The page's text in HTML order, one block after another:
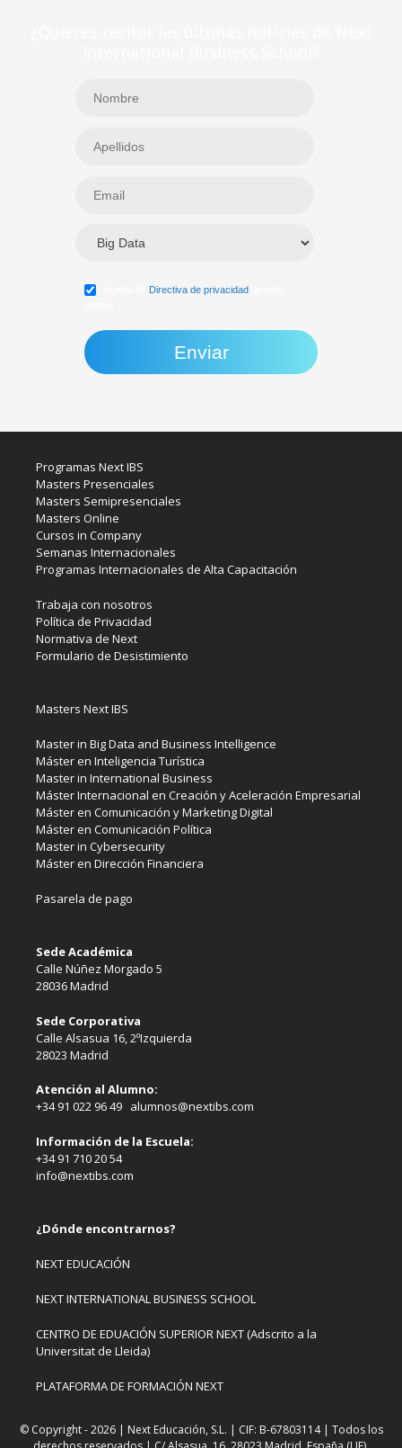
Directiva de privacidad
Programas Next IBS
Masters Presenciales
Masters Semipresenciales
Masters Online
Cursos in Company
Semanas Internacionales
Programas Internacionales de Alta Capacitación
Trabaja con nosotros
Política de Privacidad
Normativa de Next
Formulario de Desistimiento
Masters Next IBS
Master in Big Data and Business Intelligence
Máster en Inteligencia Turística
Master in International Business
Máster Internacional en Creación y Aceleración Empresarial
Máster en Comunicación y Marketing Digital
Máster en Comunicación Política
Master in Cybersecurity
Máster en Dirección Financiera
Pasarela de pago
Sede Académica
Calle Núñez Morgado 5
28036 Madrid
Sede Corporativa
Calle Alsasua 16, 2ºIzquierda
28023 Madrid
Atención al Alumno:
+34 91 022 96 49 alumnos@nextibs.com
Información de la Escuela:
+34 91 710 20 54
info@nextibs.com
¿Dónde encontrarnos?
NEXT EDUCACIÓN
NEXT INTERNATIONAL BUSINESS SCHOOL
CENTRO DE EDUACIÓN SUPERIOR NEXT (Adscrito a la
Universitat de Lleida)
PLATAFORMA DE FORMACIÓN NEXT
© Copyright - 2026 | Next Educación, S.L. | CIF: B-67803114 | Todos los